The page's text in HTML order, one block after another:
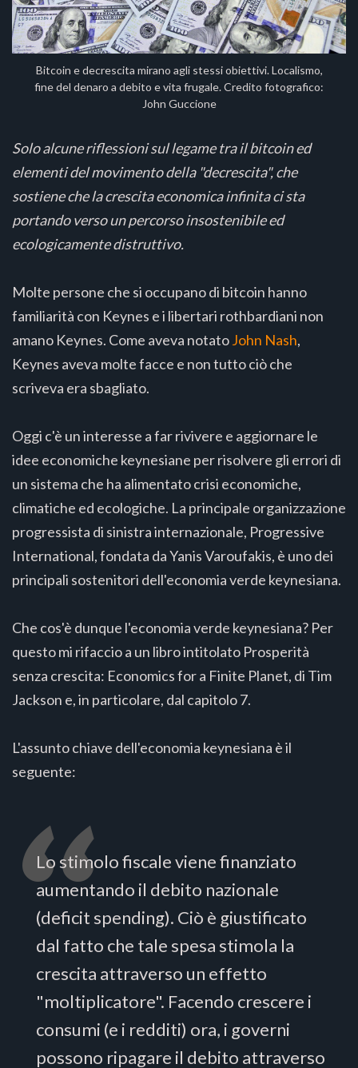
Bitcoin e decrescita mirano agli stessi obiettivi. Localismo,
fine del denaro a debito e vita frugale. Credito fotografico:
John Guccione
Solo alcune riflessioni sul legame tra il bitcoin ed
elementi del movimento della "decrescita", che
sostiene che la crescita economica infinita ci sta
portando verso un percorso insostenibile ed
ecologicamente distruttivo.
Molte persone che si occupano di bitcoin hanno
familiarità con Keynes e i libertari rothbardiani non
amano Keynes. Come aveva notatoJohn Nash,
Keynes aveva molte facce e non tutto ciò che
scriveva era sbagliato.
Oggi c'è un interesse a far rivivere e aggiornare le
idee economiche keynesiane per risolvere gli errori di
un sistema che ha alimentato crisi economiche,
climatiche ed ecologiche. La principale organizzazione
progressista di sinistra internazionale, Progressive
International, fondata da Yanis Varoufakis, è uno dei
principali sostenitori dell'economia verde keynesiana.
Che cos'è dunque l'economia verde keynesiana? Per
questo mi rifaccio a un libro intitolato Prosperità
senza crescita: Economics for a Finite Planet, di Tim
Jackson e, in particolare, dal capitolo 7.
L'assunto chiave dell'economia keynesiana è il
seguente:
Lo stimolo fiscale viene finanziato
aumentando il debito nazionale
(deficit spending). Ciò è giustificato
dal fatto che tale spesa stimola la
crescita attraverso un effetto
"moltiplicatore". Facendo crescere i
consumi (e i redditi) ora, i governi
possono ripagare il debito attraverso